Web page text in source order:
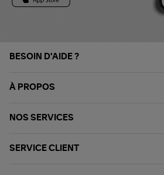
BESOIN D'AIDE ?
À PROPOS
NOS SERVICES
SERVICE CLIENT